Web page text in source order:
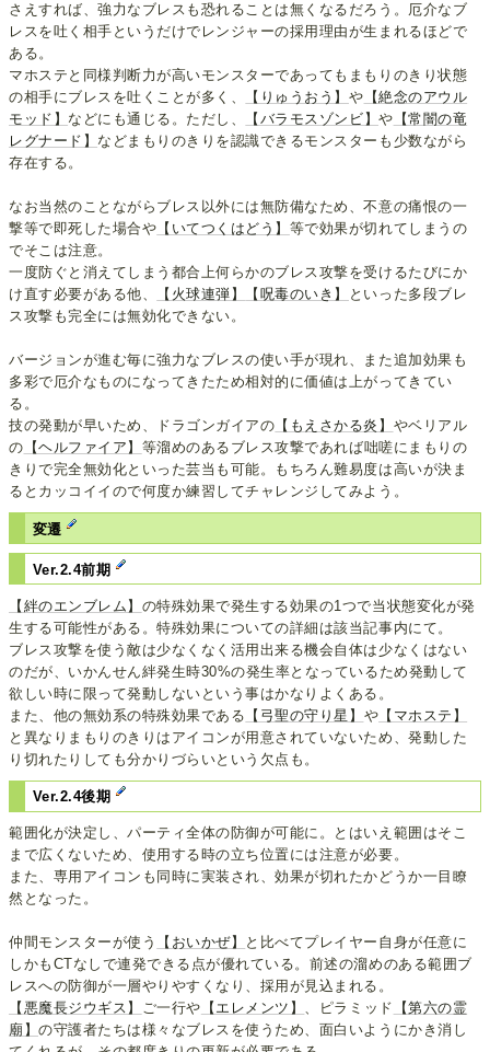
さえすれば、強力なブレスも恐れることは無くなるだろう。厄介なブ
レスを吐く相手というだけでレンジャーの採用理由が生まれるほどで
ある。
マホステと同様判断力が高いモンスターであってもまもりのきり状態
の相手にブレスを吐くことが多く、
【りゅうおう】 や 【絶念のアウル
モッド】 などにも通じる。ただし、 【バラモスゾンビ】や 【常闇の竜
レグナード】 などまもりのきりを認識できるモンスターも少数ながら
存在する。
なお当然のことながらブレス以外には無防備なため、不意の痛恨の一
撃等で即死した場合や 【いてつくはどう】 等で効果が切れてしまうの
でそこは注意。
一度防ぐと消えてしまう都合上何らかのブレス攻撃を受けるたびにか
け直す必要がある他、
【火球連弾】 【呪毒のいき】
といった多段ブレ
ス攻撃も完全には無効化できない。
バージョンが進む毎に強力なブレスの使い手が現れ、また追加効果も
多彩で厄介なものになってきたため相対的に価値は上がってきてい
る。
技の発動が早いため、ドラゴンガイアの 【もえさかる炎】 やベリアル
の 【ヘルファイア】 等溜めのあるブレス攻撃であれば咄嗟にまもりの
きりで完全無効化といった芸当も可能。もちろん難易度は高いが決ま
るとカッコイイので何度か練習してチャレンジしてみよう。
変遷
Ver.2.4前期
【絆のエンブレム】 の特殊効果で発生する効果の1つで当状態変化が発
生する可能性がある。特殊効果についての詳細は該当記事内にて。
ブレス攻撃を使う敵は少なくなく活用出来る機会自体は少なくはない
のだが、いかんせん絆発生時30%の発生率となっているため発動して
欲しい時に限って発動しないという事はかなりよくある。
また、他の無効系の特殊効果である 【弓聖の守り星】 や 【マホステ】
と異なりまもりのきりはアイコンが用意されていないため、発動した
り切れたりしても分かりづらいという欠点も。
Ver.2.4後期
範囲化が決定し、パーティ全体の防御が可能に。とはいえ範囲はそこ
まで広くないため、使用する時の立ち位置には注意が必要。
また、専用アイコンも同時に実装され、効果が切れたかどうか一目瞭
然となった。
仲間モンスターが使う 【おいかぜ】
と比べてプレイヤー自身が任意に
しかもCTなしで連発できる点が優れている。前述の溜めのある範囲ブ
レスへの防御が一層やりやすくなり、採用が見込まれる。
【悪魔長ジウギス】
ご一行や 【エレメンツ】 、ピラミッド
【第六の霊
廟】の守護者たちは様々なブレスを使うため、面白いようにかき消し